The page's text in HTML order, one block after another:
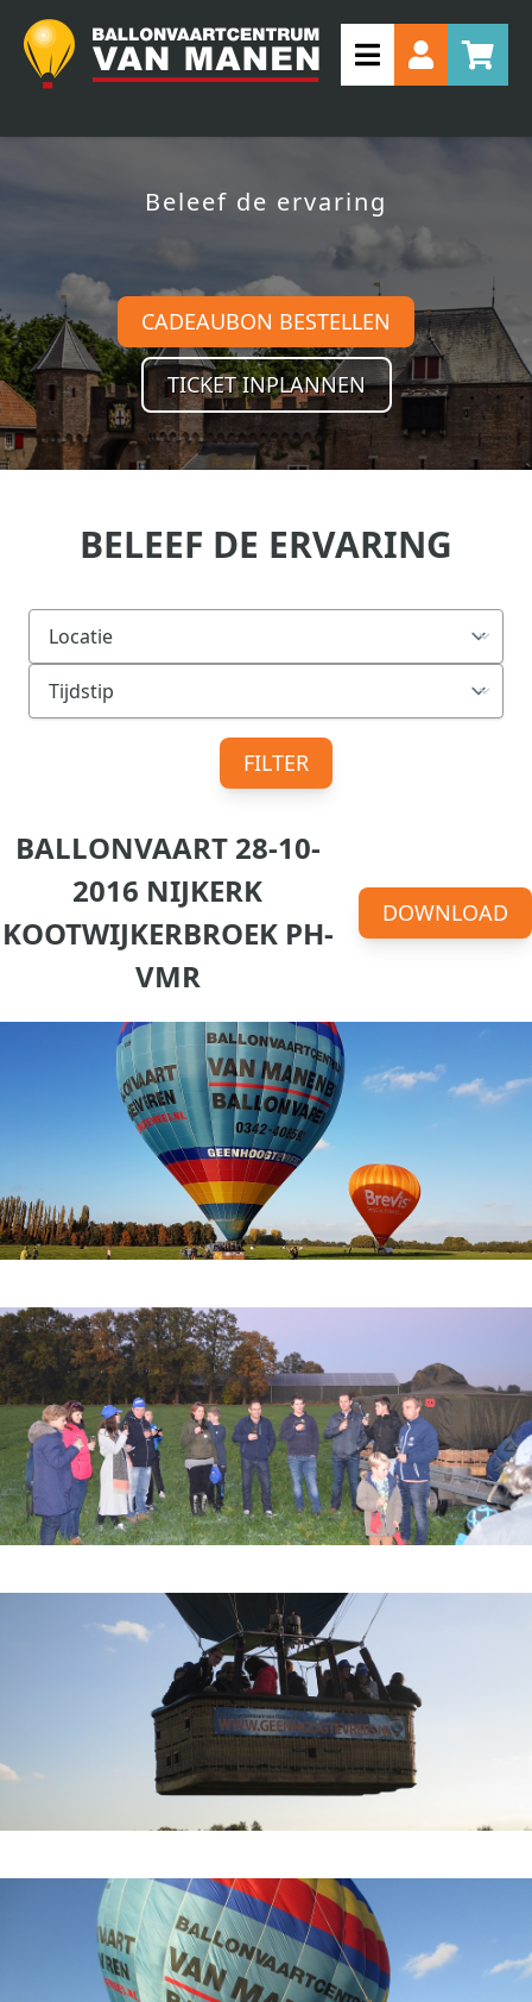
Beleef de ervaring
CADEAUBON BESTELLEN
TICKET INPLANNEN
BELEEF DE ERVARING
FILTER
BALLONVAART 28-10-
2016 NIJKERK
KOOTWIJKERBROEK PH-
VMR
DOWNLOAD